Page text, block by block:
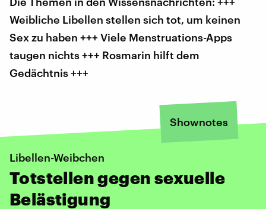
Weibliche Libellen stellen sich tot, um keinen
Sex zu haben +++ Viele Menstruations-Apps
taugen nichts +++ Rosmarin hilft dem
Gedächtnis +++
Shownotes
Libellen-Weibchen
Totstellen gegen sexuelle
Belästigung